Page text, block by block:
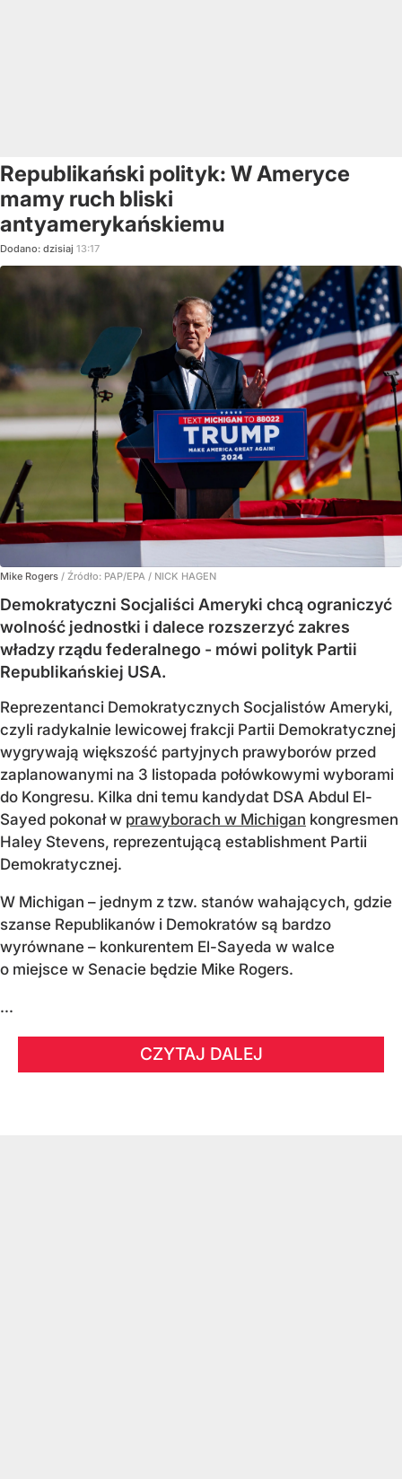
Republikański polityk: W Ameryce
mamy ruch bliski
antyamerykańskiemu
Dodano: dzisiaj 13:17
Mike Rogers / Źródło: PAP/EPA / NICK HAGEN
Demokratyczni Socjaliści Ameryki chcą ograniczyć
wolność jednostki i dalece rozszerzyć zakres
władzy rządu federalnego - mówi polityk Partii
Republikańskiej USA.
Reprezentanci Demokratycznych Socjalistów Ameryki,
czyli radykalnie lewicowej frakcji Partii Demokratycznej
wygrywają większość partyjnych prawyborów przed
zaplanowanymi na 3 listopada połówkowymi wyborami
do Kongresu. Kilka dni temu kandydat DSA Abdul El-
Sayed pokonał w prawyborach w Michigan kongresmen
Haley Stevens, reprezentującą establishment Partii
Demokratycznej.
W Michigan – jednym z tzw. stanów wahających, gdzie
szanse Republikanów i Demokratów są bardzo
wyrównane – konkurentem El-Sayeda w walce
o miejsce w Senacie będzie Mike Rogers.
...
CZYTAJ DALEJ